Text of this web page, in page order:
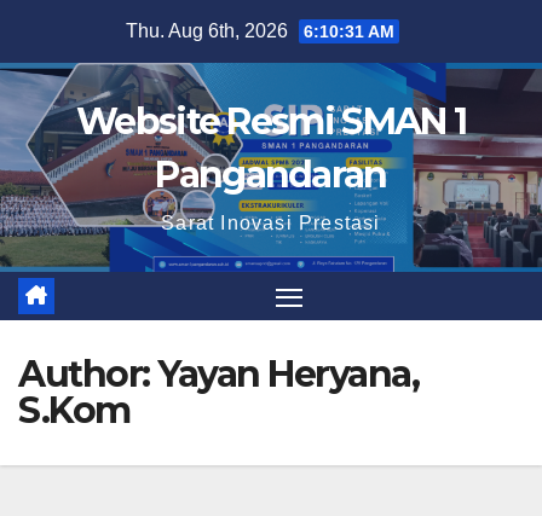
content
Thu. Aug 6th, 2026 6:10:32 AM
Website Resmi SMAN 1
Pangandaran
Sarat Inovasi Prestasi
Author:Yayan Heryana,
S.Kom